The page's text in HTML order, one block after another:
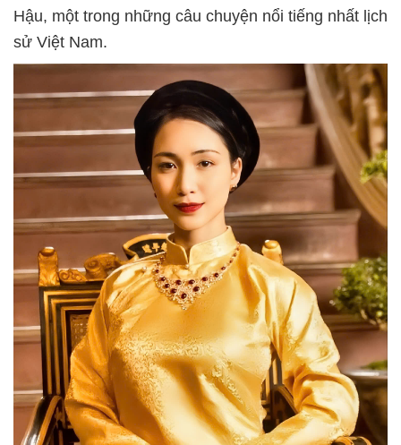
Hậu, một trong những câu chuyện nổi tiếng nhất lịch
sử Việt Nam.